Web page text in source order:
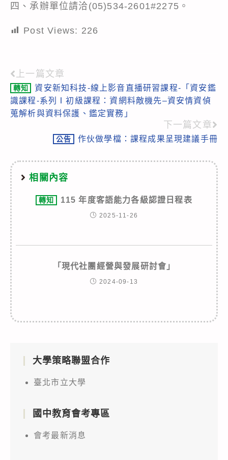
四、承辦單位請洽(05)534-2601#2275。
Post Views: 226
Read
more
articles
上一篇文章
轉知
資安新知科技-線上影音直播研習課程-「資安鑑
識課程-系列Ⅰ初級課程：資網料敵機先–資安情資偵
蒐解析與資料保護、鑑定實務」
下一篇文章
公告 作伙做學檔：課程成果呈現建議手冊
相關內容
轉知 115 年度客語能力各級認證日程表
2025-11-26
「現代社團經營與發展研討會」
2024-09-13
大學策略聯盟合作
臺北市立大學
國中教育會考專區
會考最新消息